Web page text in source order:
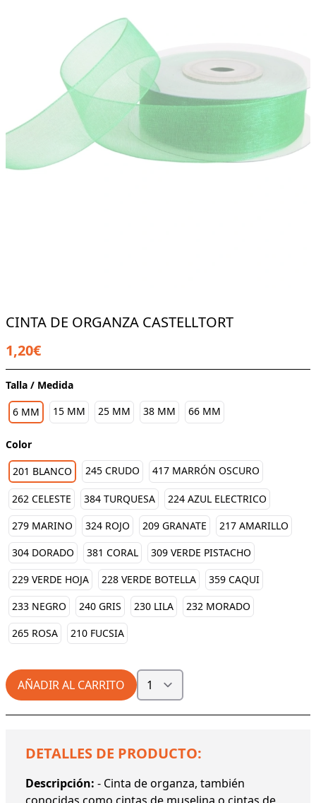
CINTA DE ORGANZA CASTELLTORT
1,20€
Talla / Medida
6 MM
15 MM 25 MM 38 MM 66 MM
Color
201 BLANCO
245 CRUDO 417 MARRÓN OSCURO
262 CELESTE 384 TURQUESA
224 AZUL ELECTRICO
279 MARINO
324 ROJO 209 GRANATE
217 AMARILLO
304 DORADO
381 CORAL
309 VERDE PISTACHO
229 VERDE HOJA
228 VERDE BOTELLA
359 CAQUI
233 NEGRO
240 GRIS 230 LILA
232 MORADO
265 ROSA
210 FUCSIA
AÑADIR AL CARRITO
DETALLES DE PRODUCTO:
Descripción: - Cinta de organza, también
conocidas como cintas de muselina o cintas de